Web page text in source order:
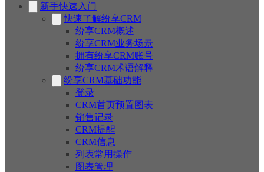
新手快速入门
快速了解纷享CRM
纷享CRM概述
纷享CRM业务场景
拥有纷享CRM账号
纷享CRM术语解释
纷享CRM基础功能
登录
CRM首页预置图表
销售记录
CRM提醒
CRM信息
列表常用操作
图表管理